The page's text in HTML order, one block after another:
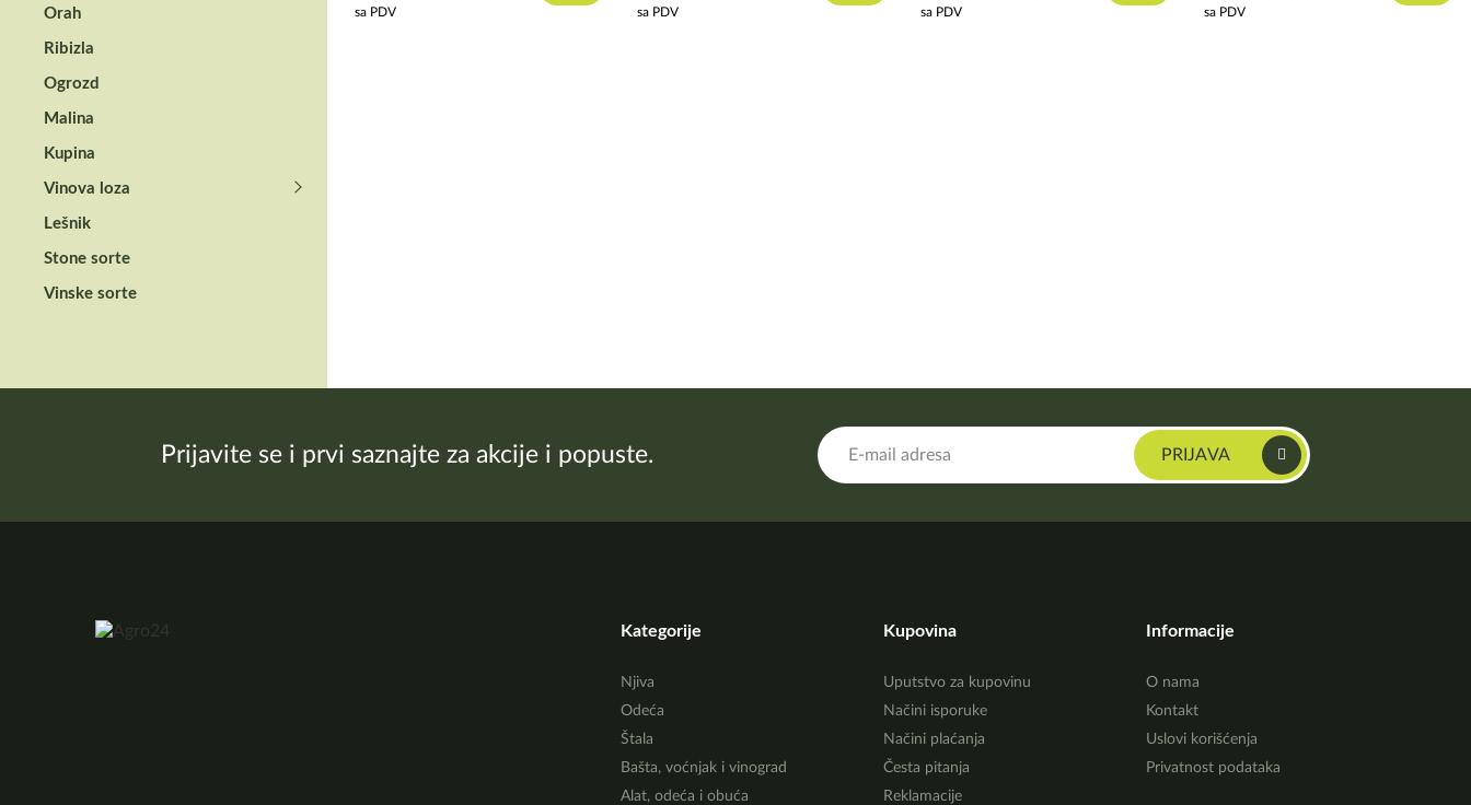
sa PDV sa PDV sa PDV sa PDV
Orah
Ribizla
Ogrozd
Malina
Kupina
Vinova loza
Lešnik
Stone sorte
Vinske sorte
Prijavite se i prvi saznajte za akcije i popuste.
Kategorije
Njiva
Odeća
Štala
Bašta, voćnjak i vinograd
Alat, odeća i obuća
Kupovina
Uputstvo za kupovinu
Načini isporuke
Načini plaćanja
Česta pitanja
Reklamacije
Informacije
O nama
Kontakt
Uslovi korišćenja
Privatnost podataka